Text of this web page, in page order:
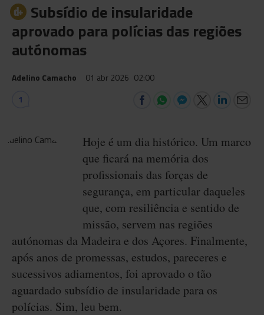
Subsídio de insularidade
aprovado para polícias das regiões
autónomas
Adelino Camacho 01 abr 2026 02:00
1
Hoje é um dia histórico. Um marco
que ficará na memória dos
profissionais das forças de
segurança, em particular daqueles
que, com resiliência e sentido de
missão, servem nas regiões
autónomas da Madeira e dos Açores. Finalmente,
após anos de promessas, estudos, pareceres e
sucessivos adiamentos, foi aprovado o tão
aguardado subsídio de insularidade para os
polícias. Sim, leu bem.